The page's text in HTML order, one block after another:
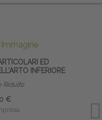
ED
INFERIORE
Ridulfo
€